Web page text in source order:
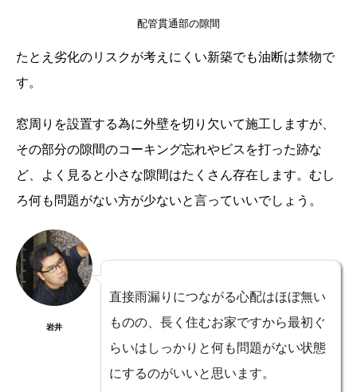
配管貫通部の隙間
たとえ劣化のリスクが考えにくい新築でも油断は禁物で
す。
窓周りを設置する為に外壁を切り欠いて施工しますが、
その部分の隙間のコーキング忘れやビスを打った跡な
ど、よく見ると小さな隙間はたくさん存在します。むし
ろ何も問題がない方が少ないと言っていいでしょう。
岩井
直接雨漏りにつながる心配はほぼ無い
ものの、長く住むお家ですから最初ぐ
らいはしっかりと何も問題がない状態
にするのがいいと思います。